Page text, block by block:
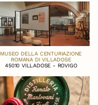
MUSEO DELLA CENTURIAZIONE
ROMANA DI VILLADOSE
45010 VILLADOSE - ROVIGO